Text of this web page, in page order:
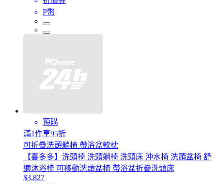
P幣
預購
滿1件享95折
可折疊洗頭躺椅 帶浴盆軟枕
【喜多多】洗頭椅 洗頭躺椅 洗頭床 沖水椅 洗頭盆椅 舒
適沐浴椅 可移動洗頭盆椅 帶浴盆折疊洗頭床
$3,827